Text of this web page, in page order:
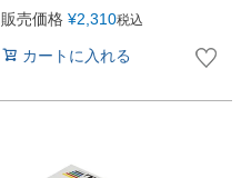
販売価格 ¥2,310税込
カートに入れる